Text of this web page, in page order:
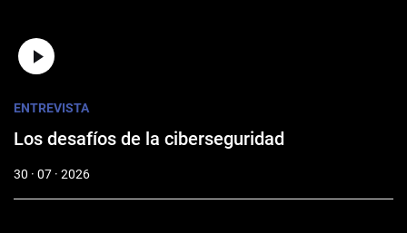
ENTREVISTA
Los desafíos de la ciberseguridad
30 · 07 · 2026